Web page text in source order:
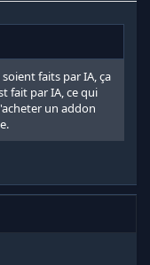
faits par IA, ça
fait par IA, ce qui
un addon